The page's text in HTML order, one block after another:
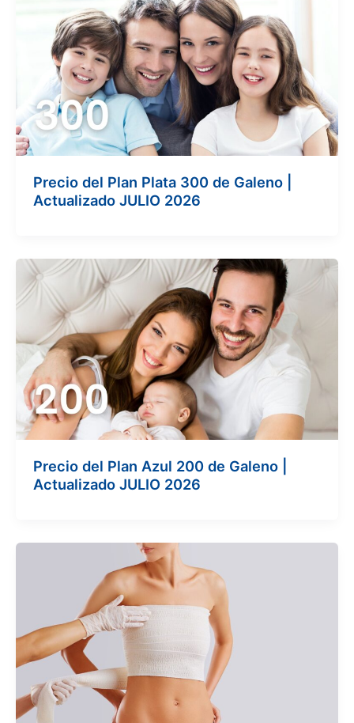
Precio del Plan Plata 300 de Galeno |
Actualizado JULIO 2026
Precio del Plan Azul 200 de Galeno |
Actualizado JULIO 2026